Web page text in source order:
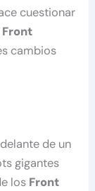
cuestionar
Front
cambios
de un
gigantes
los Front